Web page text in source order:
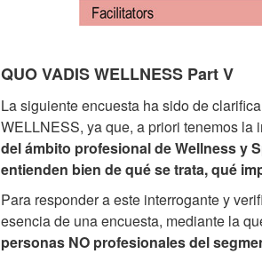
QUO VADIS WELLNESS Part V
La siguiente encuesta ha sido de
WELLNESS, ya que, a priori tenemos la
del ámbito profesional de Wellness y
entienden bien de qué se trata, qué
Para responder a este interrogante y
esencia de una encuesta, mediante la
personas NO profesionales del